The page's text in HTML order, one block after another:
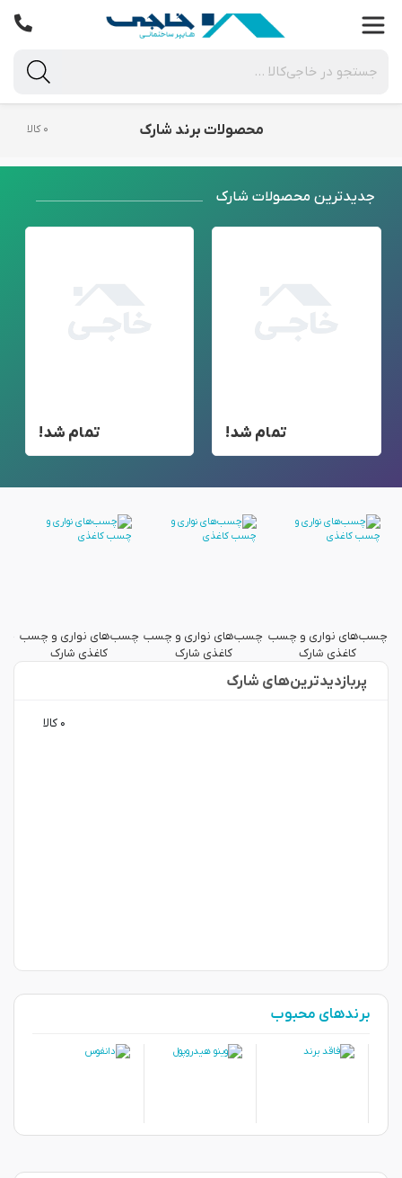
محصولات برند شارک ۰ کالا
جدید‌ترین محصولات شارک
تمام شد! تمام شد!
چسب‌های نواری و چسب
کاغذی شارک
چسب‌های نواری و چسب
کاغذی شارک
چسب‌های نواری و چسب
کاغذی شارک
پربازدید‌ترین‌های شارک
۰ کالا
برندهای محبوب